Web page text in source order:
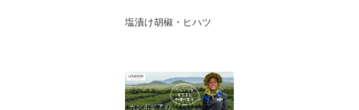
塩漬け胡椒・ヒハツ